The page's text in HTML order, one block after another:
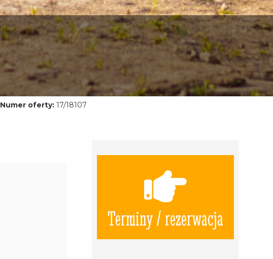
Numer oferty: 17/18107
Terminy / rezerwacja